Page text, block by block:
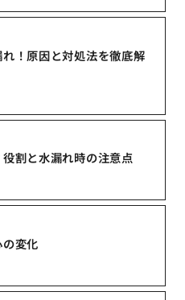
！原因と対処法を徹底解
割と水漏れ時の注意点
変化